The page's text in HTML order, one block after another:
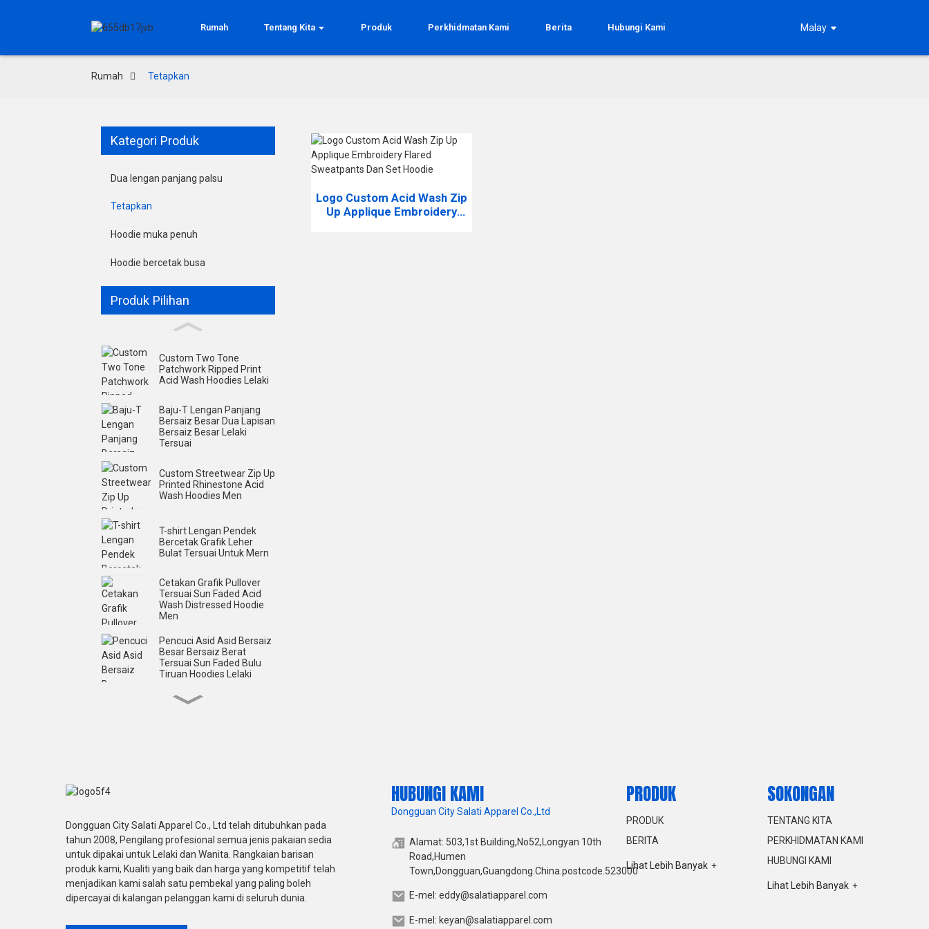
Rumah Tentang Kita Produk Perkhidmatan Kami Berita Hubungi Kami Malay
Rumah Tetapkan
Kategori Produk
Dua lengan panjang palsu
Tetapkan
Hoodie muka penuh
Hoodie bercetak busa
Produk Pilihan
Custom Two Tone
Patchwork Ripped Print
Acid Wash Hoodies Lelaki
Baju-T Lengan Panjang
Bersaiz Besar Dua Lapisan
Bersaiz Besar Lelaki
Tersuai
Custom Streetwear Zip Up
Printed Rhinestone Acid
Wash Hoodies Men
T-shirt Lengan Pendek
Bercetak Grafik Leher
Bulat Tersuai Untuk Mern
Cetakan Grafik Pullover
Tersuai Sun Faded Acid
Wash Distressed Hoodie
Men
Pencuci Asid Asid Bersaiz
Besar Bersaiz Berat
Tersuai Sun Faded Bulu
Tiruan Hoodies Lelaki
Cetakan Skrin Cuci Asid
T-shirt Lengan Pendek
Bercetak Skrin Bersaiz
Besar Tersuai Untuk Lelaki
Baju-T Lengan Panjang
Applique Embroidery Acid
Wash Double Lyer
Logo Custom Acid Wash Zip
Up Applique Embroidery
Dongguan City Salati Apparel Co., Ltd telah ditubuhkan pada
tahun 2008, Pengilang profesional semua jenis pakaian sedia
untuk dipakai untuk Lelaki dan Wanita. Rangkaian barisan
produk kami, Kualiti yang baik dan harga yang kompetitif telah
menjadikan kami salah satu pembekal yang paling boleh
dipercayai di kalangan pelanggan kami di seluruh dunia.
HUBUNGI KAMI
Dongguan City Salati Apparel Co.,Ltd
Alamat: 503,1st Building,No52,Longyan 10th
Road,Humen
Town,Dongguan,Guangdong.China.postcode.523000
E-mel: eddy@salatiapparel.com
E-mel: keyan@salatiapparel.com
PRODUK
PRODUK
BERITA
Lihat Lebih Banyak
SOKONGAN
TENTANG KITA
PERKHIDMATAN KAMI
HUBUNGI KAMI
Lihat Lebih Banyak